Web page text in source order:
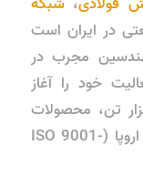
در ایران است
از مهندسین مجرب در
خود را آغاز
و با ظرفیت تولید سالانه ۲۰ هزار تن، محصولات
خود را بر اساس استانداردهای اتحادیه اروپا (ISO 9001-